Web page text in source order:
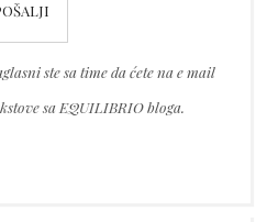
ste sa time da ćete na e mail
sa EQUILIBRIO bloga.